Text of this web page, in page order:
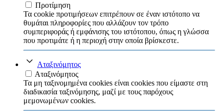
Προτίμηση
Τα cookie προτιμήσεων επιτρέπουν σε έναν ιστότοπο να
θυμάται πληροφορίες που αλλάζουν τον τρόπο
συμπεριφοράς ή εμφάνισης του ιστότοπου, όπως η γλώσσα
που προτιμάτε ή η περιοχή στην οποία βρίσκεστε.
Αταξινόμητος
Αταξινόμητος
Τα μη ταξινομημένα cookies είναι cookies που είμαστε στη
διαδικασία ταξινόμησης, μαζί με τους παρόχους
μεμονωμένων cookies.